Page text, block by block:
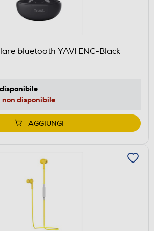
bluetooth YAVI ENC-Black
disponibile
non disponibile
AGGIUNGI